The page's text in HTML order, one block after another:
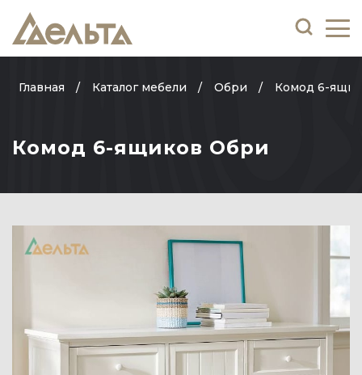
Главная Каталог мебели Обри Комод 6-
Комод 6-ящиков Обри